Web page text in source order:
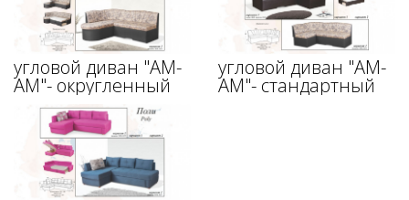
угловой диван "АМ-
АМ"- округленный
угловой диван "АМ-
АМ"- стандартный